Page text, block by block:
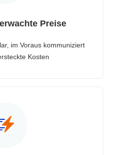
Preise
im Voraus kommuniziert
Kosten